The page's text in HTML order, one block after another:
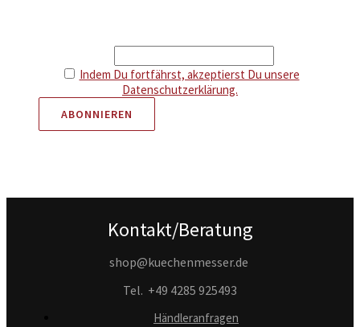
Indem Du fortfährst, akzeptierst Du unsere
Datenschutzerklärung.
Kontakt/Beratung
shop@kuechenmesser.de
Tel. +49 4285 925493
Händleranfragen